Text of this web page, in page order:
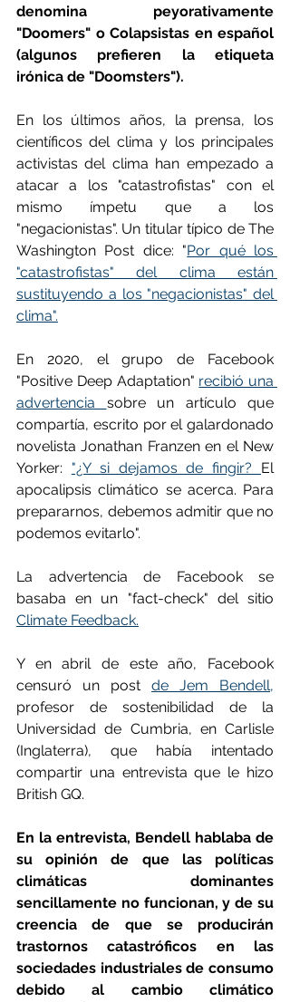
denomina peyorativamente
"Doomers" o Colapsistas en español
(algunos prefieren la etiqueta
irónica de "Doomsters").
En los últimos años, la prensa, los
científicos del clima y los principales
activistas del clima han empezado a
atacar a los "catastrofistas" con el
mismo ímpetu que a los
"negacionistas". Un titular típico de The
Washington Post dice: "Por qué los
"catastrofistas" del clima están
sustituyendo a los "negacionistas" del
clima".
En 2020, el grupo de Facebook
"Positive Deep Adaptation" recibió una
advertencia sobre un artículo que
compartía, escrito por el galardonado
novelista Jonathan Franzen en el New
Yorker: "¿Y si dejamos de fingir? El
apocalipsis climático se acerca. Para
prepararnos, debemos admitir que no
podemos evitarlo".
La advertencia de Facebook se
Climate Feedback.
Y en abril de este año, Facebook
censuró un post de Jem Bendell,
profesor de sostenibilidad de la
Universidad de Cumbria, en Carlisle
(Inglaterra), que había intentado
compartir una entrevista que le hizo
British GQ.
En la entrevista, Bendell hablaba de
su opinión de que las políticas
climáticas dominantes
sencillamente no funcionan, y de su
creencia de que se producirán
trastornos catastróficos en las
sociedades industriales de consumo
debido al cambio climático